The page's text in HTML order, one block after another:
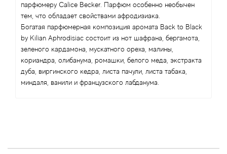
парфюмеру Calice Becker. Парфюм особенно необычен
тем, что обладает свойствами афродизиака.
Богатая парфюмерная композиция аромата Back to Black
by Kilian Aphrodisiac состоит из нот шафрана, бергамота,
зеленого кардамона, мускатного ореха, малины,
кориандра, олибанума, ромашки, белого меда, экстракта
дуба, виргинского кедра, листа пачули, листа табака,
миндаля, ванили и французского лабданума.
Antonio Puig
Antonio Visconti
Aquolina